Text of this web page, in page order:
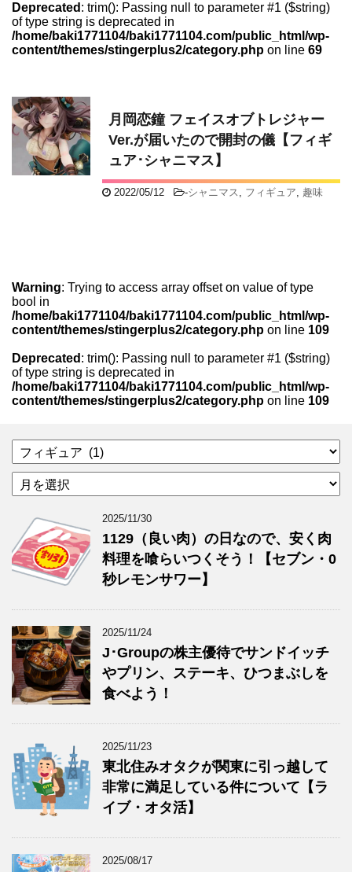
Deprecated : trim(): Passing null to parameter #1 ($string)
of type string is deprecated in
/home/baki1771104/baki1771104.com/public_html/wp-
content/themes/stingerplus2/category.php on line 69
月岡恋鐘 フェイスオブトレジャー
Ver.が届いたので開封の儀【フィギ
ュア･シャニマス】
2022/05/12 -シャニマス , フィギュア, 趣味
Warning: Trying to access array offset on value of type
bool in
/home/baki1771104/baki1771104.com/public_html/wp-
content/themes/stingerplus2/category.php on line 109
Deprecated : trim(): Passing null to parameter #1 ($string)
of type string is deprecated in
/home/baki1771104/baki1771104.com/public_html/wp-
content/themes/stingerplus2/category.php on line 109
カ
テ
ゴ
リ
ア
ー
ブ
2025/11/30
1129（良い肉）の日なので、安く肉
料理を喰らいつくそう！【セブン・0
秒レモンサワー】
2025/11/24
J･Groupの株主優待でサンドイッチ
やプリン、ステーキ、ひつまぶしを
食べよう！
2025/11/23
東北住みオタクが関東に引っ越して
非常に満足している件について【ラ
イブ・オタ活】
2025/08/17